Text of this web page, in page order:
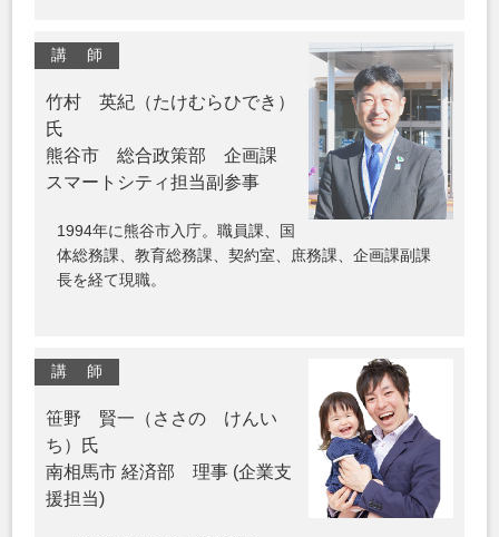
講 師
竹村 英紀（たけむらひでき）
氏
熊谷市 総合政策部 企画課
スマートシティ担当副参事
1994年に熊谷市入庁。職員課、国
体総務課、教育総務課、契約室、庶務課、企画課副課
長を経て現職。
講 師
笹野 賢一（ささの けんい
ち）氏
南相馬市 経済部 理事 (企業支
援担当)